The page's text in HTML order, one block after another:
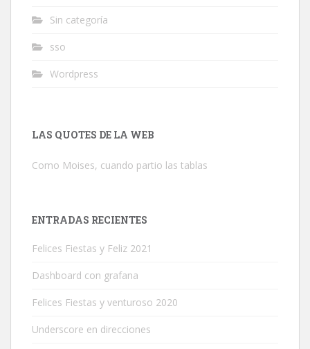
Sin categoría
sso
Wordpress
LAS QUOTES DE LA WEB
Como Moises, cuando partio las tablas
ENTRADAS RECIENTES
Felices Fiestas y Feliz 2021
Dashboard con grafana
Felices Fiestas y venturoso 2020
Underscore en direcciones